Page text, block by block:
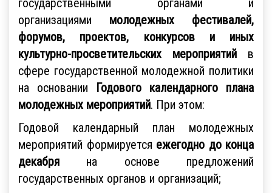
организациями молодежных фестивалей,
форумов, проектов, конкурсов и иных
культурно-просветительских мероприятий в
сфере государственной молодежной политики
на основании Годового календарного плана
молодежных мероприятий. При этом:
Годовой календарный план молодежных
мероприятий формируется ежегодно до конца
декабря на основе предложений
государственных органов и организаций;